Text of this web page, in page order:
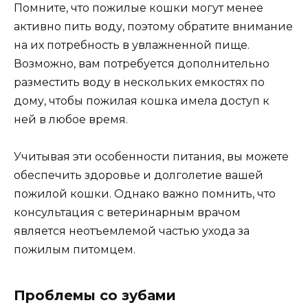
Помните, что пожилые кошки могут менее
активно пить воду, поэтому обратите внимание
на их потребность в увлажненной пище.
Возможно, вам потребуется дополнительно
разместить воду в нескольких емкостях по
дому, чтобы пожилая кошка имела доступ к
ней в любое время.
Учитывая эти особенности питания, вы можете
обеспечить здоровье и долголетие вашей
пожилой кошки. Однако важно помнить, что
консультация с ветеринарным врачом
является неотъемлемой частью ухода за
пожилым питомцем.
Проблемы со зубами